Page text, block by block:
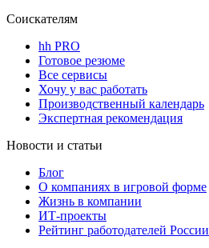
Соискателям
hh PRO
Готовое резюме
Все сервисы
Хочу у вас работать
Производственный календарь
Экспертная рекомендация
Новости и статьи
Блог
О компаниях в игровой форме
Жизнь в компании
ИТ-проекты
Рейтинг работодателей России